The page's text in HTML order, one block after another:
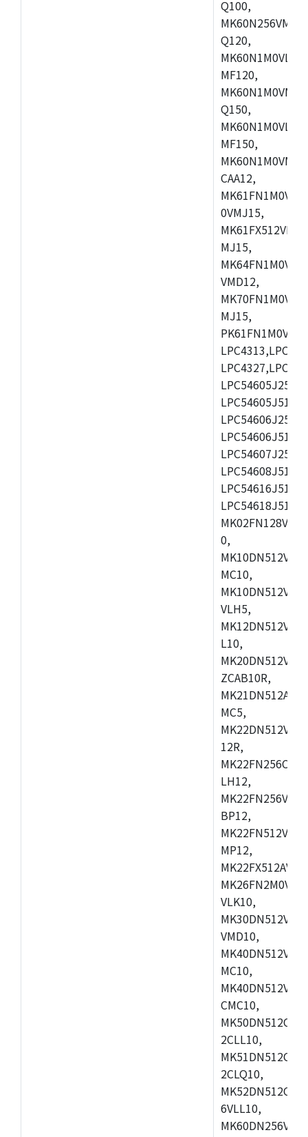
Q100,
Q120,
MF120,
Q150,
MF150,
CAA12,
0VMJ15,
MJ15,
VMD12,
MJ15,
0,
MC10,
VLH5,
L10,
ZCAB10R,
MC5,
12R,
LH12,
BP12,
MP12,
VLK10,
VMD10,
MC10,
CMC10,
2CLL10,
2CLQ10,
6VLL10,